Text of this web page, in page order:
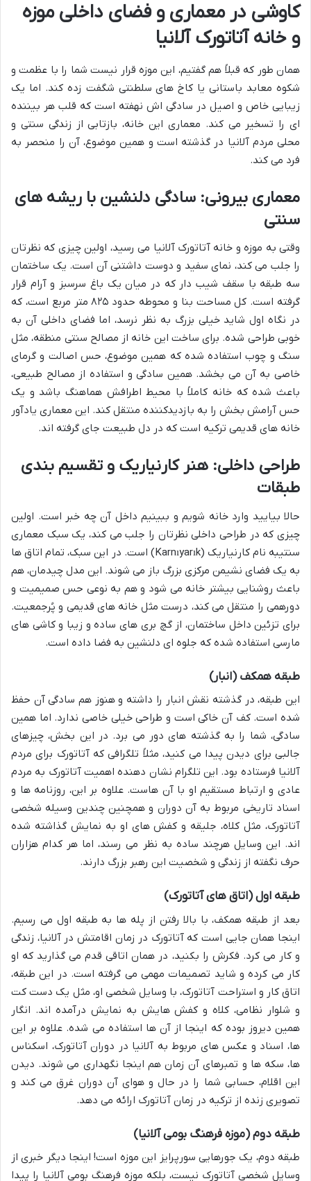
کاوشی در معماری و فضای داخلی موزه
و خانه آتاتورک آلانیا
همان طور که قبلاً هم گفتیم، این موزه قرار نیست شما را با عظمت و
شکوه معابد باستانی یا کاخ های سلطنتی شگفت زده کند. اما یک
زیبایی خاص و اصیل در سادگی اش نهفته است که قلب هر بیننده
ای را تسخیر می کند. معماری این خانه، بازتابی از زندگی سنتی و
محلی مردم آلانیا در گذشته است و همین موضوع، آن را منحصر به
فرد می کند.
معماری بیرونی: سادگی دلنشین با ریشه های
سنتی
وقتی به موزه و خانه آتاتورک آلانیا می رسید، اولین چیزی که نظرتان
را جلب می کند، نمای سفید و دوست داشتنی آن است. یک ساختمان
سه طبقه با سقف شیب دار که در میان یک باغ سرسبز و آرام قرار
گرفته است. کل مساحت بنا و محوطه حدود ۸۲۵ متر مربع
است، که
در نگاه اول شاید خیلی بزرگ به نظر نرسد، اما فضای داخلی آن به
خوبی طراحی شده. برای ساخت این خانه از مصالح سنتی منطقه، مثل
سنگ و چوباستفاده شده که همین موضوع، حس اصالت و گرمای
خاصی به آن می بخشد. همین سادگی و استفاده از مصالح طبیعی،
باعث شده که خانه کاملاً با محیط اطرافش هماهنگ باشد و یک
حس آرامش بخش را به بازدیدکننده منتقل کند. این معماری یادآور
خانه های قدیمی ترکیه است که در دل طبیعت جای گرفته اند.
طراحی داخلی: هنر کارنیاریک و تقسیم بندی
طبقات
حالا بیایید وارد خانه شویم و ببینیم داخل آن چه خبر است. اولین
چیزی که در طراحی داخلی نظرتان را جلب می کند، یک سبک معماری
سنتیبه نامکارنیاریک (Karnıyarık)
است. در این سبک، تمام اتاق ها
به یک فضای نشیمن مرکزی بزرگ باز می شوند. این مدل چیدمان، هم
باعث روشنایی بیشتر خانه می شود و هم به نوعی حس صمیمیت و
دورهمی را منتقل می کند، درست مثل خانه های قدیمی و پُرجمعیت.
برای تزئین داخل ساختمان، ازگچ بری های ساده و زیبا وکاشی های
مارسی استفاده شده که جلوه ای دلنشین به فضا داده است.
طبقه همکف (انبار)
این طبقه، در گذشته نقش انبار را داشته و هنوز هم سادگی آن حفظ
شده است. کف آن خاکی است و طراحی خیلی خاصی ندارد. اما همین
سادگی، شما را به گذشته های دور می برد. در این بخش، چیزهای
جالبی برای دیدن پیدا می کنید، مثلاً تلگرافی که آتاتورک برای مردم
آلانیا فرستاده بود. این تلگرام نشان دهنده اهمیت آتاتورک به مردم
عادی و ارتباط مستقیم او با آن هاست. علاوه بر این، روزنامه ها و
اسناد تاریخی مربوط به آن دوران و همچنینچندین وسیله شخصی
آتاتورک، مثل کلاه، جلیقه و کفش های او به نمایش گذاشته شده
اند. این وسایل هرچند ساده به نظر می رسند، اما هر کدام هزاران
حرف نگفته از زندگی و شخصیت این رهبر بزرگ دارند.
طبقه اول (اتاق های آتاتورک)
بعد از طبقه همکف، با بالا رفتن از پله ها به طبقه اول می رسیم.
اینجا همان جایی است کهآتاتورک در زمان اقامتش در آلانیا، زندگی
و کار می کرد. فکرش را بکنید، در همان اتاقی قدم می گذارید که او
کار می کرده و شاید تصمیمات مهمی می گرفته است. در این طبقه،
اتاق کار و استراحت آتاتورک، با وسایل شخصی او، مثل یک دست کت
و شلوار نظامی، کلاه و کفش هایش به نمایش درآمده اند. انگار
همین دیروز بوده که اینجا از آن ها استفاده می شده. علاوه بر این
ها، اسناد و عکس های مربوط به آلانیا در دوران آتاتورک، اسکناس
ها، سکه ها و تمبرهای آن زمان هم اینجا نگهداری می شوند. دیدن
این اقلام، حسابی شما را در حال و هوای آن دوران غرق می کند و
تصویری زنده از ترکیه در زمان آتاتورک ارائه می دهد.
طبقه دوم (موزه فرهنگ بومی آلانیا)
طبقه دوم، یک جورهایی سورپرایز این موزه است! اینجا دیگر خبری از
وسایل شخصی آتاتورک نیست، بلکه موزه فرهنگ بومی آلانیا را پیدا